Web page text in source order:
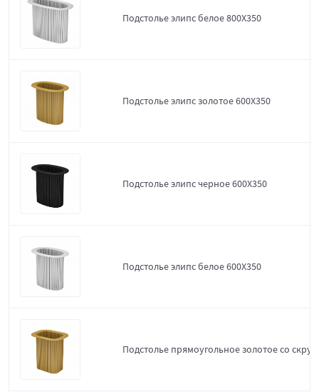
Подстолье элипс белое 800Х350
Подстолье элипс золотое 600Х350
Подстолье элипс черное 600Х350
Подстолье элипс белое 600Х350
Подстолье прямоугольное золотое со